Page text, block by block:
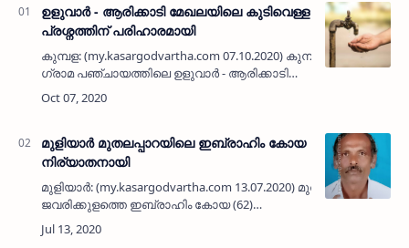
ഉളുവാർ - ആരിക്കാടി മേഖലയിലെ കുടിവെള്ള
പ്രശ്നത്തിന് പരിഹാരമായി
കുമ്പള: (my.kasargodvartha.com 07.10.2020) കുമ്പള
ഗ്രാമ പഞ്ചായത്തിലെ ഉളുവാർ - ആരിക്കാടി
മേഖലയിലെ കുടിവെള്ള പ്രശ്നത്തിന്
പരിഹാരമായി. കാസർകോട് വികസന
മുളിയാര്‍ മുതലപ്പാറയിലെ ഇബ്രാഹിം കോയ
നിര്യാതനായി
മുളിയാര്‍: (my.kasargodvartha.com 13.07.2020) മുതലപ്പാറ
ജവരിക്കുളത്തെ ഇബ്രാഹിം കോയ (62)
നിര്യാതനായി. ബോവിക്കാനത്തെ കിസാന്‍
എന്റര്‍ പ്രൈസസ് തൊഴിലാളി യായിരുന്നു.